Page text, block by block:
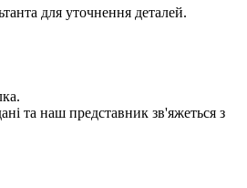
для уточнення деталей.
та наш представник зв'яжеться з